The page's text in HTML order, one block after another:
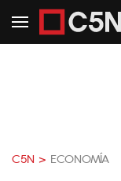
C5N > ECONOMÍA